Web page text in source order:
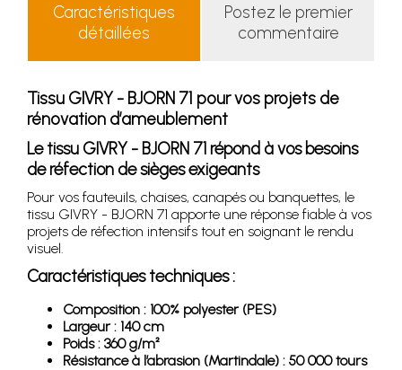
Caractéristiques
détaillées
Postez le premier
commentaire
Tissu GIVRY - BJORN 71 pour vos projets de
rénovation d’ameublement
Le tissu GIVRY - BJORN 71 répond à vos besoins
de réfection de sièges exigeants
Pour vos fauteuils, chaises, canapés ou banquettes, le
tissu GIVRY - BJORN 71 apporte une réponse fiable à vos
projets de réfection intensifs tout en soignant le rendu
visuel.
Caractéristiques techniques :
Composition : 100% polyester (PES)
Largeur : 140 cm
Poids : 360 g/m²
Résistance à l’abrasion (Martindale) : 50 000 tours